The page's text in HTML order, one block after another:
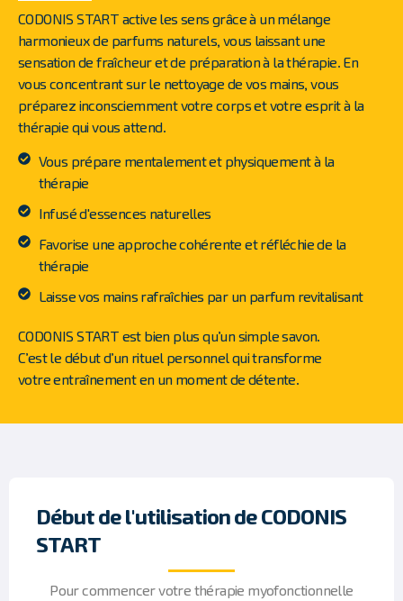
CODONIS START active les sens grâce à un mélange
harmonieux de parfums naturels, vous laissant une
sensation de fraîcheur et de préparation à la thérapie. En
vous concentrant sur le nettoyage de vos mains, vous
préparez inconsciemment votre corps et votre esprit à la
thérapie qui vous attend.
Vous prépare mentalement et physiquement à la
thérapie
Infusé d'essences naturelles
Favorise une approche cohérente et réfléchie de la
thérapie
Laisse vos mains rafraîchies par un parfum revitalisant
CODONIS START est bien plus qu’un simple savon.
C’est le début d’un rituel personnel qui transforme
votre entraînement en un moment de détente.
Début de l'utilisation de CODONIS
START
Pour commencer votre thérapie myofonctionnelle